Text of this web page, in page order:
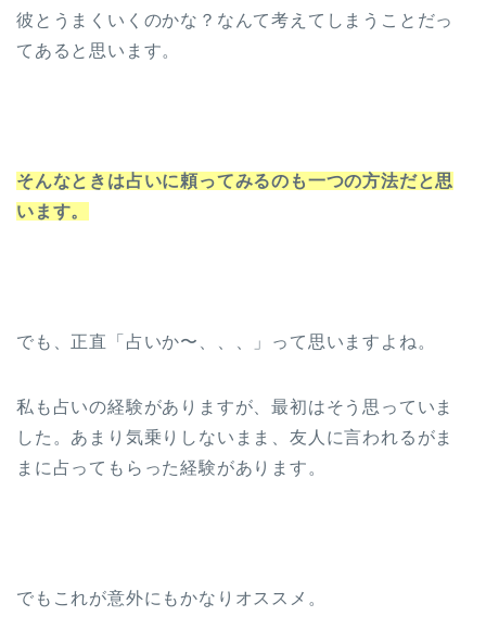
彼とうまくいくのかな？なんて考えてしまうことだっ
てあると思います。
そんなときは占いに頼ってみるのも一つの方法だと思
います。
でも、正直「占いか〜、、、」って思いますよね。
私も占いの経験がありますが、最初はそう思っていま
した。あまり気乗りしないまま、友人に言われるがま
まに占ってもらった経験があります。
でもこれが意外にもかなりオススメ。